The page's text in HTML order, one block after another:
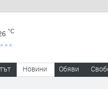
°C
Новини Обяви